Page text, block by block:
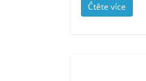
Čtěte více